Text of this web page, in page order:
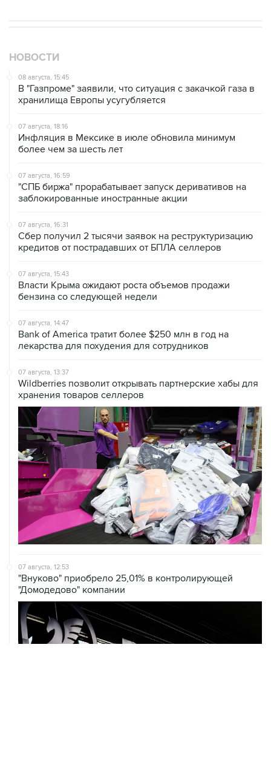
НОВОСТИ
08 августа, 15:45
В "Газпроме" заявили, что ситуация с закачкой газа в
хранилища Европы усугубляется
07 августа, 18:16
Инфляция в Мексике в июле обновила минимум
более чем за шесть лет
07 августа, 16:59
"СПБ биржа" прорабатывает запуск деривативов на
заблокированные иностранные акции
07 августа, 16:31
Сбер получил 2 тысячи заявок на реструктуризацию
кредитов от пострадавших от БПЛА селлеров
07 августа, 15:43
Власти Крыма ожидают роста объемов продажи
бензина со следующей недели
07 августа, 14:47
Bank of America тратит более $250 млн в год на
лекарства для похудения для сотрудников
07 августа, 13:37
Wildberries позволит открывать партнерские хабы для
хранения товаров селлеров
07 августа, 12:53
"Внуково" приобрело 25,01% в контролирующей
"Домодедово" компании